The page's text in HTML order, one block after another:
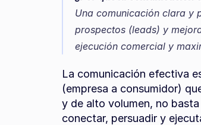
Una comunicación clara y
prospectos (leads) y
ejecución comercial y
La comunicación efectiva
(empresa a consumidor)
y de alto volumen, no
conectar, persuadir y